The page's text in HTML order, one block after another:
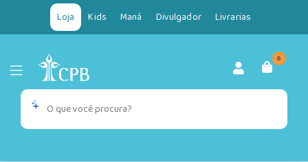
Loja Kids Maná Divulgador Livrarias
0